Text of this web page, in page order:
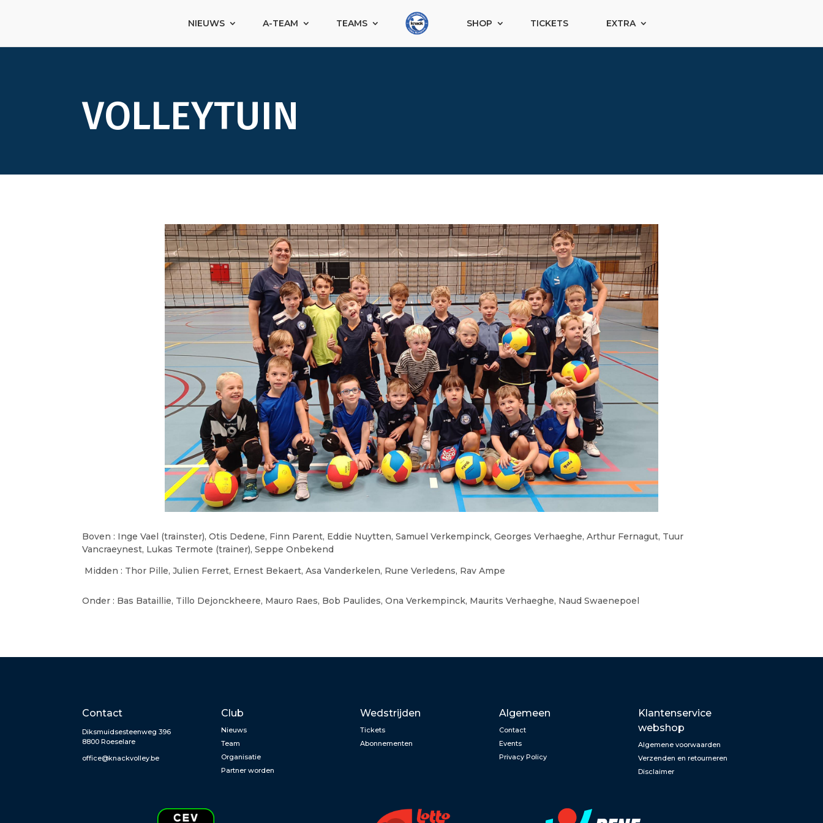
NIEUWS A-TEAM TEAMS SHOP TICKETS EXTRA
VOLLEYTUIN
Boven : Inge Vael (trainster), Otis Dedene, Finn Parent, Eddie Nuytten, Samuel Verkempinck, Georges Verhaeghe, Arthur Fernagut, Tuur
Vancraeynest, Lukas Termote (trainer), Seppe Onbekend
Midden : Thor Pille, Julien Ferret, Ernest Bekaert, Asa Vanderkelen, Rune Verledens, Rav Ampe
Onder : Bas Bataillie, Tillo Dejonckheere, Mauro Raes, Bob Paulides, Ona Verkempinck, Maurits Verhaeghe, Naud Swaenepoel
Contact
Diksmuidsesteenweg 396
8800 Roeselare
office@knackvolley.be
Club
Nieuws
Team
Organisatie
Partner worden
Wedstrijden
Tickets
Abonnementen
Algemeen
Contact
Events
Privacy Policy
Klantenservice
webshop
Algemene voorwaarden
Verzenden en retourneren
Disclaimer